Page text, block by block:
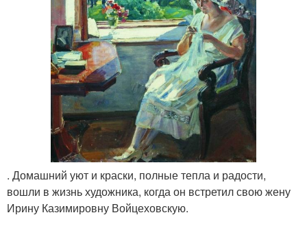
. Домашний уют и краски, полные тепла и радости,
вошли в жизнь художника, когда он встретил свою жену
Ирину Казимировну Войцеховскую.